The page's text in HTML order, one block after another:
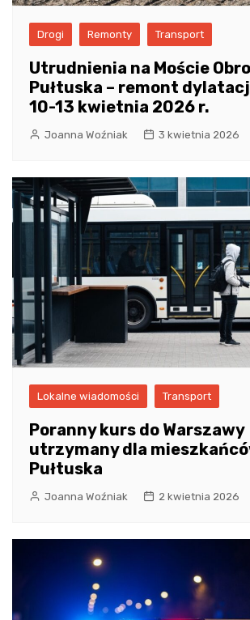
Drogi Remonty Transport
Utrudnienia na Moście
Pułtuska – remont
10-13 kwietnia 2026 r.
Joanna Woźniak 3 kwietnia 2026
Lokalne wiadomości Transport
Poranny kurs do Warszawy
utrzymany dla
Pułtuska
Joanna Woźniak 2 kwietnia 2026